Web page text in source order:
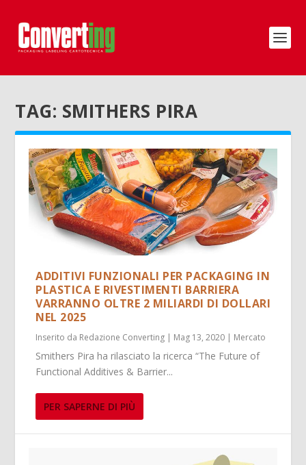
TAG: SMITHERS PIRA
ADDITIVI FUNZIONALI PER PACKAGING IN
PLASTICA E RIVESTIMENTI BARRIERA
VARRANNO OLTRE 2 MILIARDI DI DOLLARI
NEL 2025
Inserito da Redazione Converting | Mag 13, 2020 | Mercato
Smithers Pira ha rilasciato la ricerca “The Future of
Functional Additives & Barrier...
PER SAPERNE DI PIÙ